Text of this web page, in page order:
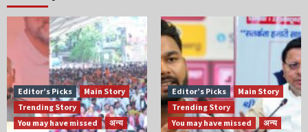
Editor’s Picks
Main Story
Trending Story
You may have missed
अन्य
Editor’s Picks
Main Story
Trending Story
You may have missed
अन्य